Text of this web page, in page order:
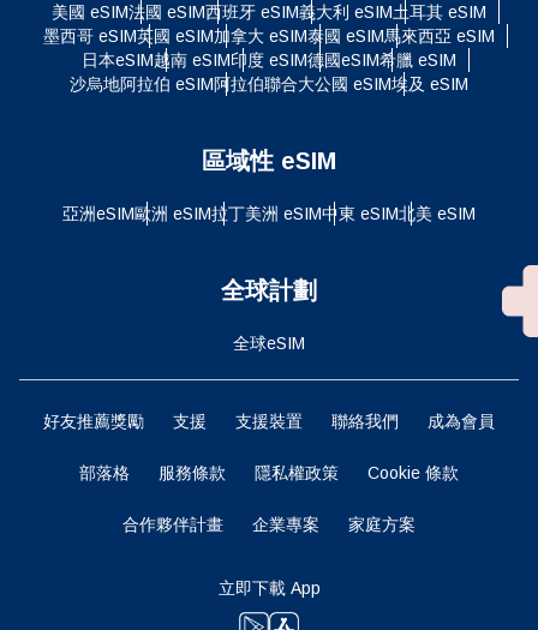
美國 eSIM法國 eSIM西班牙 eSIM義大利 eSIM土耳其 eSIM
墨西哥 eSIM英國 eSIM加拿大 eSIM泰國 eSIM馬來西亞 eSIM
日本eSIM越南 eSIM印度 eSIM德國eSIM希臘 eSIM
沙烏地阿拉伯 eSIM阿拉伯聯合大公國 eSIM埃及 eSIM
區域性 eSIM
亞洲eSIM歐洲 eSIM拉丁美洲 eSIM中東 eSIM北美 eSIM
全球計劃
全球eSIM
好友推薦獎勵 支援 支援裝置 聯絡我們 成為會員
部落格 服務條款 隱私權政策 Cookie 條款
合作夥伴計畫 企業專案 家庭方案
立即下載 App